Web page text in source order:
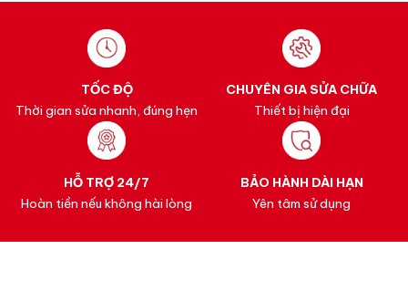
TỐC ĐỘ
Thời gian sửa nhanh, đúng hẹn
CHUYÊN GIA SỬA CHỮA
Thiết bị hiện đại
HỖ TRỢ 24/7
Hoàn tiền nếu không hài lòng
BẢO HÀNH DÀI HẠN
Yên tâm sử dụng